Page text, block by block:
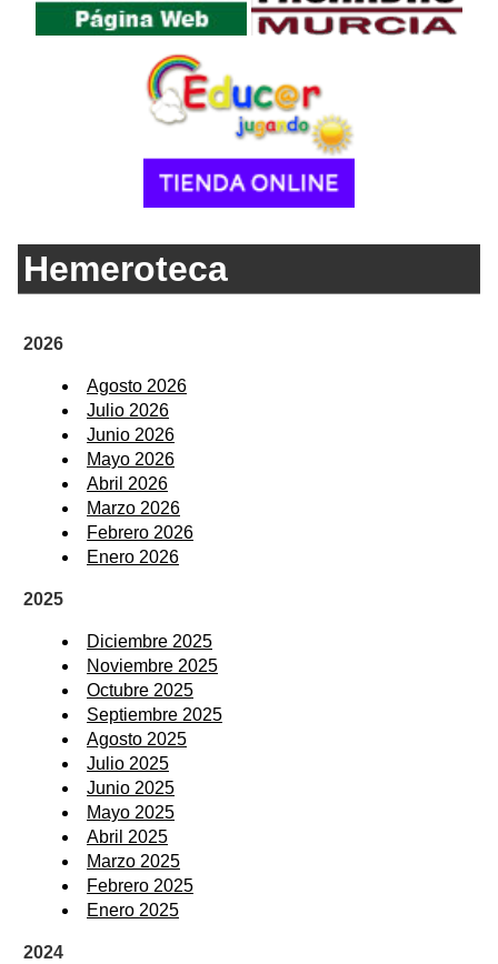
Hemeroteca
2026
Agosto 2026
Julio 2026
Junio 2026
Mayo 2026
Abril 2026
Marzo 2026
Febrero 2026
Enero 2026
2025
Diciembre 2025
Noviembre 2025
Octubre 2025
Septiembre 2025
Agosto 2025
Julio 2025
Junio 2025
Mayo 2025
Abril 2025
Marzo 2025
Febrero 2025
Enero 2025
2024